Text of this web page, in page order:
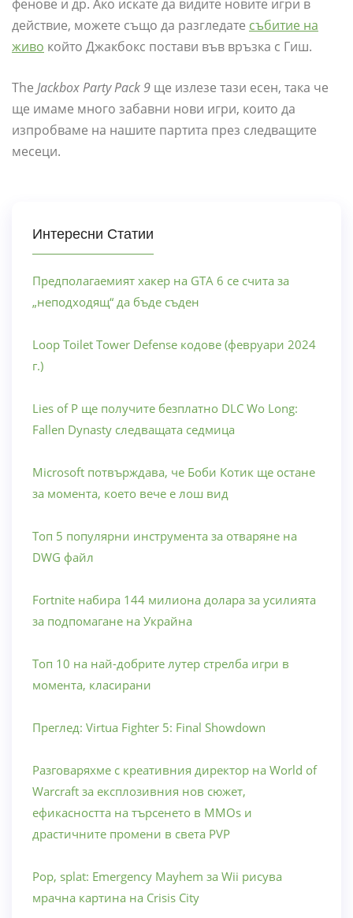
фенове и др. Ако искате да видите новите игри в
действие, можете също да разгледате събитие на
живо който Джакбокс постави във връзка с Гиш.
The Jackbox Party Pack 9 ще излезе тази есен, така че
ще имаме много забавни нови игри, които да
изпробваме на нашите партита през следващите
месеци.
Интересни Статии
Предполагаемият хакер на GTA 6 се счита за
„неподходящ“ да бъде съден
Loop Toilet Tower Defense кодове (февруари 2024
г.)
Lies of P ще получите безплатно DLC Wo Long:
Fallen Dynasty следващата седмица
Microsoft потвърждава, че Боби Котик ще остане
за момента, което вече е лош вид
Топ 5 популярни инструмента за отваряне на
DWG файл
Fortnite набира 144 милиона долара за усилията
за подпомагане на Украйна
Топ 10 на най-добрите лутер стрелба игри в
момента, класирани
Преглед: Virtua Fighter 5: Final Showdown
Разговаряхме с креативния директор на World of
Warcraft за експлозивния нов сюжет,
ефикасността на търсенето в MMOs и
драстичните промени в света PVP
Pop, splat: Emergency Mayhem за Wii рисува
мрачна картина на Crisis City